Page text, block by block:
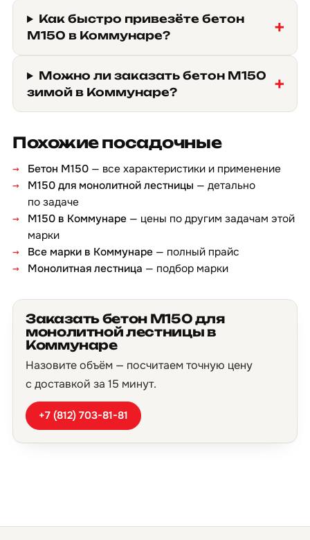
Как быстро привезёте бетон
М150 в Коммунаре?
Можно ли заказать бетон М150
зимой в Коммунаре?
Похожие посадочные
Бетон М150 — все характеристики и применение
М150 для монолитной лестницы — детально
по задаче
М150 в Коммунаре — цены по другим задачам этой
марки
Все марки в Коммунаре — полный прайс
Монолитная лестница — подбор марки
Заказать бетон М150 для
монолитной лестницы в
Коммунаре
Назовите объём — посчитаем точную цену
с доставкой за 15 минут.
+7 (812) 703-81-81